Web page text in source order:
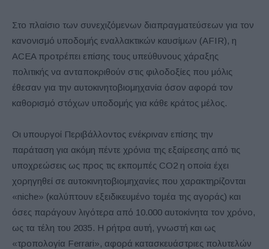
Στο πλαίσιο των συνεχιζόμενων διαπραγματεύσεων για τον
κανονισμό υποδομής εναλλακτικών καυσίμων (AFIR), η
ACEA προτρέπει επίσης τους υπεύθυνους χάραξης
πολιτικής να ανταποκριθούν στις φιλοδοξίες που μόλις
έθεσαν για την αυτοκινητοβιομηχανία όσον αφορά τον
καθορισμό στόχων υποδομής για κάθε κράτος μέλος.
Οι υπουργοί Περιβάλλοντος ενέκριναν επίσης την
παράταση για ακόμη πέντε χρόνια της εξαίρεσης από τις
υποχρεώσεις ως προς τις εκπομπές CO2 η οποία έχει
χορηγηθεί σε αυτοκινητοβιομηχανίες που χαρακτηρίζονται
«niche» (καλύπτουν εξειδικευμένο τομέα της αγοράς) και
όσες παράγουν λιγότερα από 10.000 αυτοκίνητα τον χρόνο,
ως τα τέλη του 2035. Η ρήτρα αυτή, γνωστή και ως
«τροπολογία Ferrari», αφορά κατασκευάστριες πολυτελών